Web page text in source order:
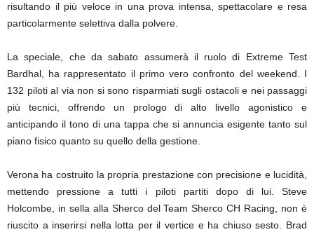
risultando il più veloce in una prova intensa, spettacolare e resa
particolarmente selettiva dalla polvere.
La speciale, che da sabato assumerà il ruolo di Extreme Test
Bardhal, ha rappresentato il primo vero confronto del weekend. I
132 piloti al via non si sono risparmiati sugli ostacoli e nei passaggi
più tecnici, offrendo un prologo di alto livello agonistico e
anticipando il tono di una tappa che si annuncia esigente tanto sul
piano fisico quanto su quello della gestione.
Verona ha costruito la propria prestazione con precisione e lucidità,
mettendo pressione a tutti i piloti partiti dopo di lui. Steve
Holcombe, in sella alla Sherco del Team Sherco CH Racing, non è
riuscito a inserirsi nella lotta per il vertice e ha chiuso sesto. Brad